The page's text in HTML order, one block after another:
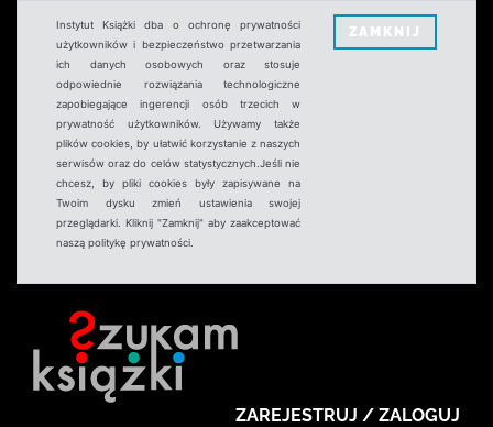
Instytut Książki dba o ochronę prywatności
użytkowników i bezpieczeństwo przetwarzania
ich danych osobowych oraz stosuje
odpowiednie rozwiązania technologiczne
zapobiegające ingerencji osób trzecich w
prywatność użytkowników. Używamy także
plików cookies, by ułatwić korzystanie z naszych
serwisów oraz do celów statystycznych.Jeśli nie
chcesz, by pliki cookies były zapisywane na
Twoim dysku zmień ustawienia swojej
przeglądarki. Kliknij "Zamknij" aby zaakceptować
naszą politykę prywatności.
ZAMKNIJ
ZAREJESTRUJ / ZALOGUJ